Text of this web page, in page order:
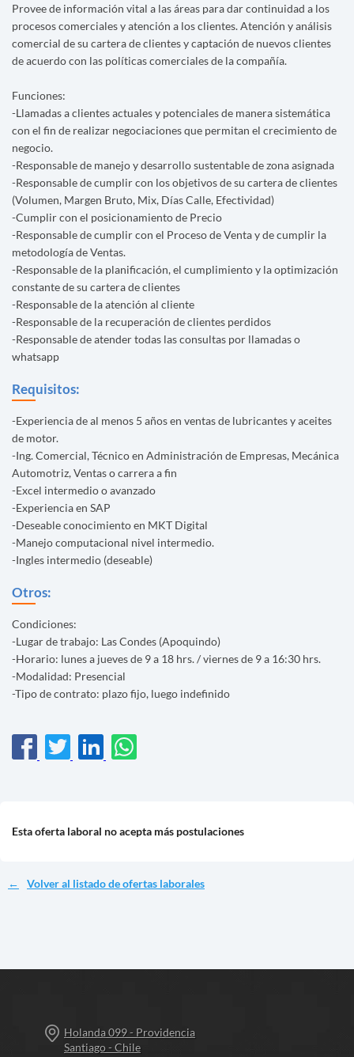
Provee de información vital a las áreas para dar continuidad a los
procesos comerciales y atención a los clientes. Atención y análisis
comercial de su cartera de clientes y captación de nuevos clientes
de acuerdo con las políticas comerciales de la compañía.
Funciones:
-Llamadas a clientes actuales y potenciales de manera sistemática
con el fin de realizar negociaciones que permitan el crecimiento de
negocio.
-Responsable de manejo y desarrollo sustentable de zona asignada
-Responsable de cumplir con los objetivos de su cartera de clientes
(Volumen, Margen Bruto, Mix, Días Calle, Efectividad)
-Cumplir con el posicionamiento de Precio
-Responsable de cumplir con el Proceso de Venta y de cumplir la
metodología de Ventas.
-Responsable de la planificación, el cumplimiento y la optimización
constante de su cartera de clientes
-Responsable de la atención al cliente
-Responsable de la recuperación de clientes perdidos
-Responsable de atender todas las consultas por llamadas o
whatsapp
Requisitos:
-Experiencia de al menos 5 años en ventas de lubricantes y aceites
de motor.
-Ing. Comercial, Técnico en Administración de Empresas, Mecánica
Automotriz, Ventas o carrera a fin
-Excel intermedio o avanzado
-Experiencia en SAP
-Deseable conocimiento en MKT Digital
-Manejo computacional nivel intermedio.
-Ingles intermedio (deseable)
Otros:
Condiciones:
-Lugar de trabajo: Las Condes (Apoquindo)
-Horario: lunes a jueves de 9 a 18 hrs. / viernes de 9 a 16:30 hrs.
-Modalidad: Presencial
-Tipo de contrato: plazo fijo, luego indefinido
Esta oferta laboral no acepta más postulaciones
Volver al listado de ofertas laborales
Holanda 099 - Providencia
Santiago - Chile